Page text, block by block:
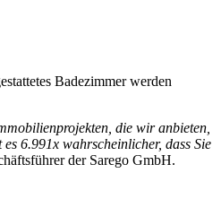
Badezimmer werden
die wir anbieten,
6.991x wahrscheinlicher, dass Sie
der Sarego GmbH.